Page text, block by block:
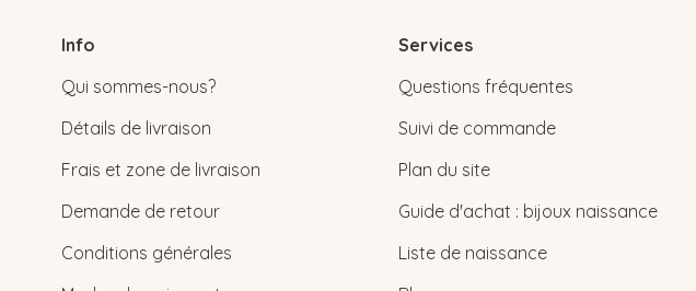
Info
Qui sommes-nous?
Détails de livraison
Frais et zone de livraison
Demande de retour
Conditions générales
Services
Questions fréquentes
Suivi de commande
Plan du site
Guide d'achat : bijoux naissance
Liste de naissance